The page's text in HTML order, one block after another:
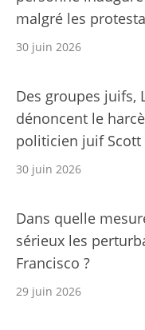
malgré les
30 juin 2026
Des groupes juifs,
dénoncent le
politicien juif Scott
30 juin 2026
Dans quelle
sérieux les
Francisco ?
29 juin 2026